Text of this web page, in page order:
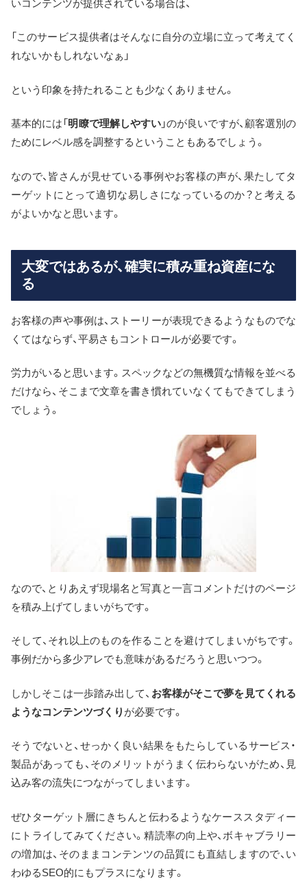
いコンテンツが提供されている場合は、
「このサービス提供者はそんなに自分の立場に立って考えてく
れないかもしれないなぁ」
という印象を持たれることも少なくありません。
基本的には「明瞭で理解しやすい 」のが良いですが、顧客選別の
ためにレベル感を調整するということもあるでしょう。
なので、皆さんが見せている事例やお客様の声が、果たしてタ
ーゲットにとって適切な易しさになっているのか？と考える
がよいかなと思います。
大変ではあるが、確実に積み重ね資産にな
る
お客様の声や事例は、ストーリーが表現できるようなものでな
くてはならず、平易さもコントロールが必要です。
労力がいると思います。スペックなどの無機質な情報を並べる
だけなら、そこまで文章を書き慣れていなくてもできてしまう
でしょう。
なので、とりあえず現場名と写真と一言コメントだけのページ
を積み上げてしまいがちです。
そして、それ以上のものを作ることを避けてしまいがちです。
事例だから多少アレでも意味があるだろうと思いつつ。
しかしそこは一歩踏み出して、 お客様がそこで夢を見てくれる
ようなコンテンツづくり が必要です。
そうでないと、せっかく良い結果をもたらしているサービス・
製品があっても、そのメリットがうまく伝わらないがため、見
込み客の流失につながってしまいます。
ぜひターゲット層にきちんと伝わるようなケーススタディー
にトライしてみてください。精読率の向上や、ボキャブラリー
の増加は、そのままコンテンツの品質にも直結しますので、い
わゆるSEO的にもプラスになります。